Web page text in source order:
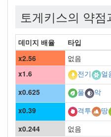
토게키스의 약점
데미지 배율
타입
x2.56
없음
x1.6
전기 얼
x0.625
풀
악
x0.39
격투 땅
x0.244
없음